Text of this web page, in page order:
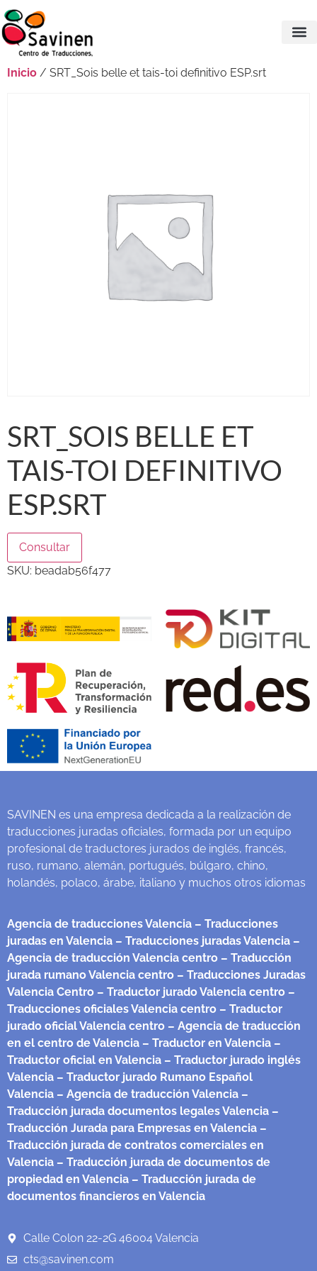
Inicio / SRT_Sois belle et tais-toi definitivo ESP.srt
SRT_SOIS BELLE ET
TAIS-TOI DEFINITIVO
ESP.SRT
Consultar
SKU: beadab56f477
SAVINEN es una empresa dedicada a la realización de
traducciones juradas oficiales, formada por un equipo
profesional de traductores jurados de inglés, francés,
ruso, rumano, alemán, portugués, búlgaro, chino,
holandés, polaco, árabe, italiano y muchos otros idiomas
Agencia de traducciones Valencia – Traducciones
juradas en Valencia – Traducciones juradas Valencia –
Agencia de traducción Valencia centro – Traducción
jurada rumano Valencia centro – Traducciones Juradas
Valencia Centro – Traductor jurado Valencia centro –
Traducciones oficiales Valencia centro – Traductor
jurado oficial Valencia centro – Agencia de traducción
en el centro de Valencia – Traductor en Valencia –
Traductor oficial en Valencia – Traductor jurado inglés
Valencia – Traductor jurado Rumano Español
Valencia – Agencia de traducción Valencia –
Traducción jurada documentos legales Valencia –
Traducción Jurada para Empresas en Valencia –
Traducción jurada de contratos comerciales en
Valencia – Traducción jurada de documentos de
propiedad en Valencia – Traducción jurada de
documentos financieros en Valencia
Calle Colon 22-2G 46004 Valencia
cts@savinen.com